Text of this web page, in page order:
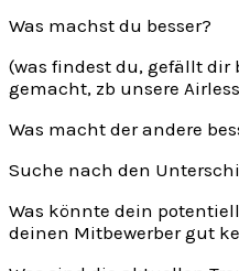
Was machst du besser?
(was findest du, gefällt dir
gemacht, zb unsere
Was macht der andere
Suche nach den
Was könnte dein
deinen Mitbewerber gut